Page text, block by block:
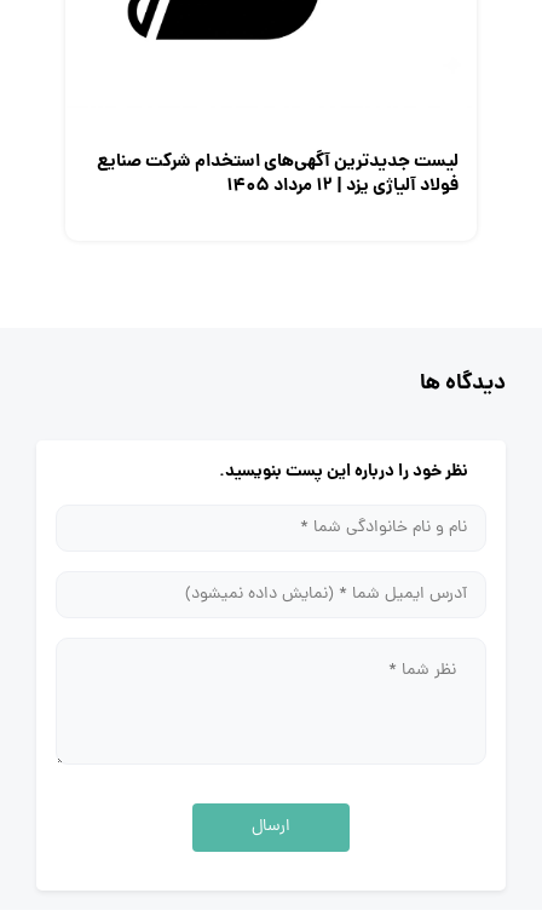
لیست جدیدترین آگهی‌های استخدام شرکت صنایع
فولاد آلیاژی یزد | ۱۲ مرداد ۱۴۰۵
دیدگاه ها
نظر خود را درباره این پست بنویسید.
ارسال